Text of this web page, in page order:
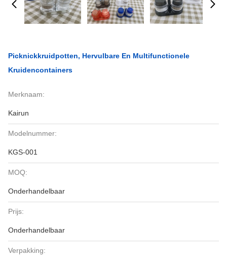
Picknickkruidpotten, Hervulbare En Multifunctionele
Kruidencontainers
Merknaam:
Kairun
Modelnummer:
KGS-001
MOQ:
Onderhandelbaar
Prijs:
Onderhandelbaar
Verpakking: